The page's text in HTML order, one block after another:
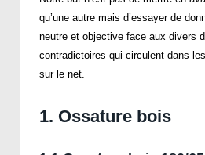
qu’une autre mais d’essayer de
neutre et objective face aux divers
contradictoires qui circulent dans
sur le net.
1. Ossature bois